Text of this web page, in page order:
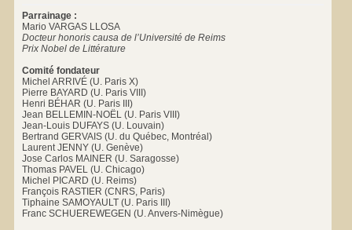
Parrainage :
Mario VARGAS LLOSA
Docteur honoris causa de l’Université de Reims
Prix Nobel de Littérature
Comité fondateur
Michel ARRIVÉ (U. Paris X)
Pierre BAYARD (U. Paris VIII)
Henri BÉHAR (U. Paris III)
Jean BELLEMIN-NOËL (U. Paris VIII)
Jean-Louis DUFAYS (U. Louvain)
Bertrand GERVAIS (U. du Québec, Montréal)
Laurent JENNY (U. Genève)
Jose Carlos MAINER (U. Saragosse)
Thomas PAVEL (U. Chicago)
Michel PICARD (U. Reims)
François RASTIER (CNRS, Paris)
Tiphaine SAMOYAULT (U. Paris III)
Franc SCHUEREWEGEN (U. Anvers-Nimègue)